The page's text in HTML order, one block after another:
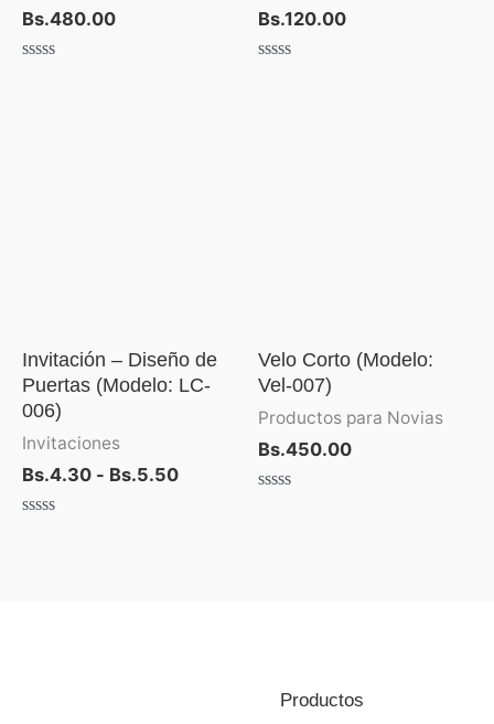
Bs.480.00 Bs.120.00
Invitación – Diseño de
Puertas (Modelo: LC-
006)
Invitaciones
Bs.4.30 - Bs.5.50
Velo Corto (Modelo:
Vel-007)
Productos para Novias
Bs.450.00
Productos